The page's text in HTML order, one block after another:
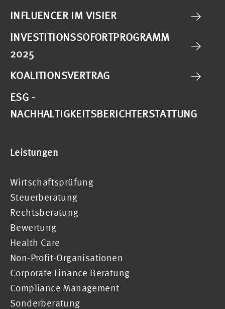
INFLUENCER IM VISIER
INVESTITIONSSOFORTPROGRAMM
2025
KOALITIONSVERTRAG
ESG -
NACHHALTIGKEITSBERICHTERSTATTUNG
Leistungen
Wirtschaftsprüfung
Steuerberatung
Rechtsberatung
Bewertung
Health Care
Non-Profit-Organisationen
Corporate Finance Beratung
Compliance Management
Sonderberatung